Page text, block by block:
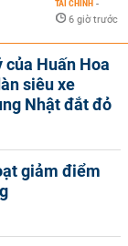
TÀI CHÍNH -
6 giờ trước
Huấn Hoa
siêu xe
Nhật đắt đỏ
giảm điểm